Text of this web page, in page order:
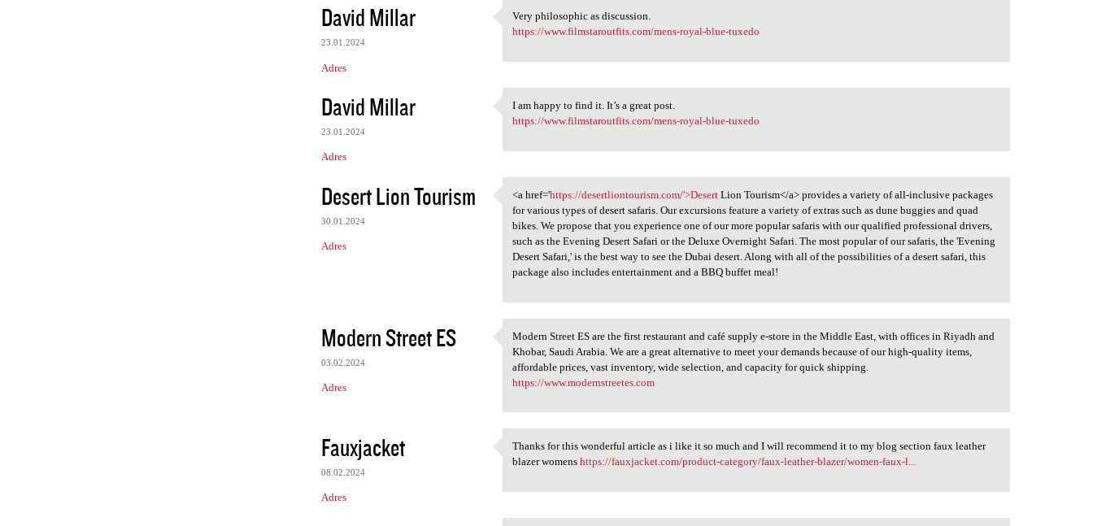
David Millar
23.01.2024
Adres
Very philosophic as
Very philosophic as discussion.
https://www.filmstaroutfits.com/mens-royal-blue-tuxedo
David Millar
23.01.2024
Adres
I am happy to find it. It’s a
I am happy to find it. It’s a great post.
https://www.filmstaroutfits.com/mens-royal-blue-tuxedo
Desert Lion Tourism
30.01.2024
Adres
<a href='https:/
<a href='https://desertliontourism.com/'>Desert Lion Tourism</a> provides a variety of all-inclusive packages
for various types of desert safaris. Our excursions feature a variety of extras such as dune buggies and quad
bikes. We propose that you experience one of our more popular safaris with our qualified professional drivers,
such as the Evening Desert Safari or the Deluxe Overnight Safari. The most popular of our safaris, the 'Evening
Desert Safari,' is the best way to see the Dubai desert. Along with all of the possibilities of a desert safari, this
package also includes entertainment and a BBQ buffet meal!
Modern Street ES
03.02.2024
Adres
Modern Street ES are the
Modern Street ES are the first restaurant and café supply e-store in the Middle East, with offices in Riyadh and
Khobar, Saudi Arabia. We are a great alternative to meet your demands because of our high-quality items,
affordable prices, vast inventory, wide selection, and capacity for quick shipping.
https://www.modernstreetes.com
Fauxjacket
08.02.2024
Adres
Thanks for this wonderful
Thanks for this wonderful article as i like it so much and I will recommend it to my blog section faux leather
blazer womenshttps://fauxjacket.com/product-category/faux-leather-blazer/women-faux-l...